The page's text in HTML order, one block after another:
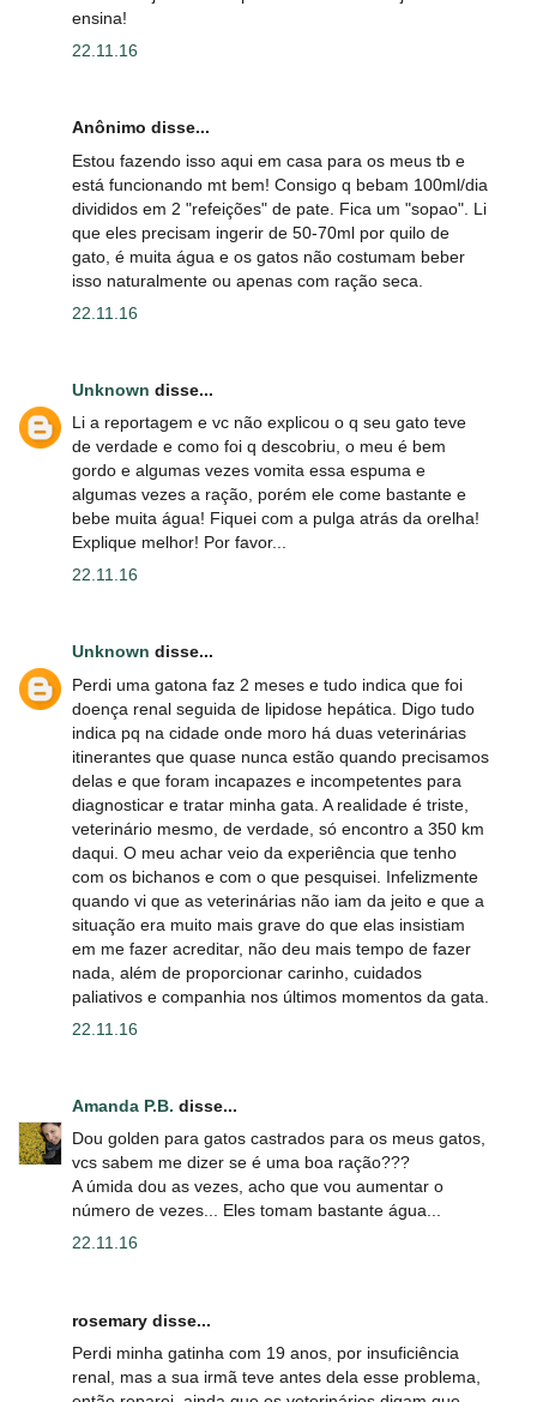
ensina!
22.11.16
Anônimo disse...
Estou fazendo isso aqui em casa para os meus tb e
está funcionando mt bem! Consigo q bebam 100ml/dia
divididos em 2 "refeições" de pate. Fica um "sopao". Li
que eles precisam ingerir de 50-70ml por quilo de
gato, é muita água e os gatos não costumam beber
isso naturalmente ou apenas com ração seca.
22.11.16
Unknown disse...
Li a reportagem e vc não explicou o q seu gato teve
de verdade e como foi q descobriu, o meu é bem
gordo e algumas vezes vomita essa espuma e
algumas vezes a ração, porém ele come bastante e
bebe muita água! Fiquei com a pulga atrás da orelha!
Explique melhor! Por favor...
22.11.16
Unknown disse...
Perdi uma gatona faz 2 meses e tudo indica que foi
doença renal seguida de lipidose hepática. Digo tudo
indica pq na cidade onde moro há duas veterinárias
itinerantes que quase nunca estão quando precisamos
delas e que foram incapazes e incompetentes para
diagnosticar e tratar minha gata. A realidade é triste,
veterinário mesmo, de verdade, só encontro a 350 km
daqui. O meu achar veio da experiência que tenho
com os bichanos e com o que pesquisei. Infelizmente
quando vi que as veterinárias não iam da jeito e que a
situação era muito mais grave do que elas insistiam
em me fazer acreditar, não deu mais tempo de fazer
nada, além de proporcionar carinho, cuidados
paliativos e companhia nos últimos momentos da gata.
22.11.16
Amanda P.B. disse...
Dou golden para gatos castrados para os meus gatos,
vcs sabem me dizer se é uma boa ração???
A úmida dou as vezes, acho que vou aumentar o
número de vezes... Eles tomam bastante água...
22.11.16
rosemary disse...
Perdi minha gatinha com 19 anos, por insuficiência
renal, mas a sua irmã teve antes dela esse problema,